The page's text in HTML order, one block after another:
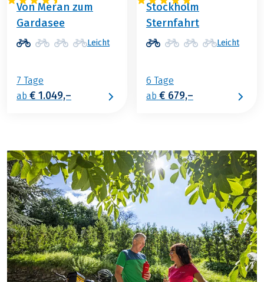
Von Meran zum
Gardasee
Leicht
7 Tage
ab € 1.049,–
Stockholm
Sternfahrt
Leicht
6 Tage
ab € 679,–